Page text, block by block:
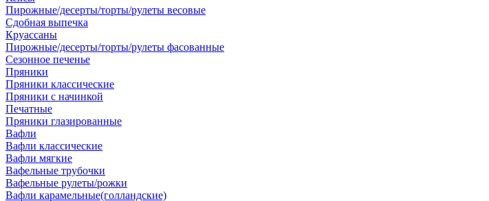
Пирожные/десерты/торты/рулеты весовые
Сдобная выпечка
Круассаны
Пирожные/десерты/торты/рулеты фасованные
Сезонное печенье
Пряники
Пряники классические
Пряники с начинкой
Печатные
Пряники глазированные
Вафли
Вафли классические
Вафли мягкие
Вафельные трубочки
Вафельные рулеты/рожки
Вафли карамельные(голландские)